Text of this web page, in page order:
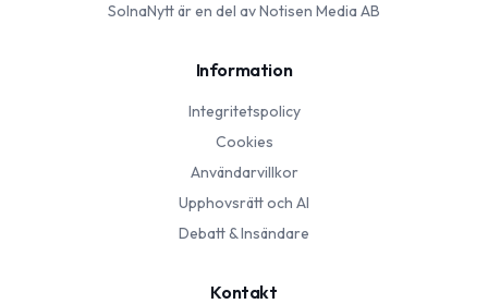
SolnaNyttär en del av Notisen Media AB
Information
Integritetspolicy
Cookies
Användarvillkor
Upphovsrätt och AI
Debatt & Insändare
Kontakt